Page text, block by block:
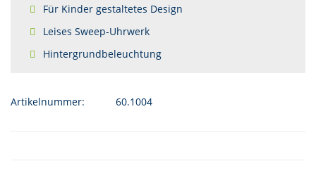
Für Kinder gestaltetes Design
Leises Sweep-Uhrwerk
Hintergrundbeleuchtung
Artikelnummer: 60.1004